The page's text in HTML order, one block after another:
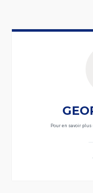
Pour en savoir plus